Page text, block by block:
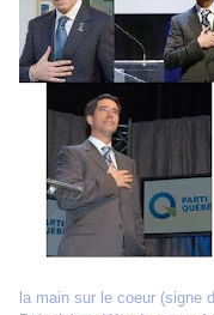
la main sur le coeur (signe